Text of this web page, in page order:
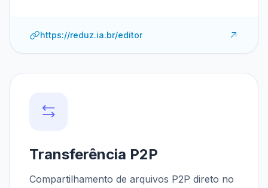
https://reduz.ia.br/editor
Transferência P2P
Compartilhamento de arquivos P2P direto no